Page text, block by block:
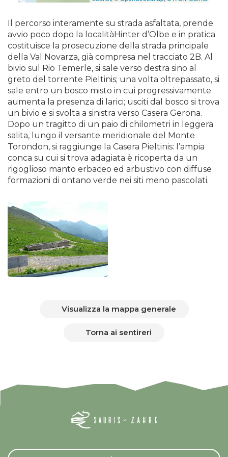
Il percorso interamente su strada asfaltata, prende
avvio poco dopo la localitàHinter d’Olbe e in pratica
costituisce la prosecuzione della strada principale
della Val Novarza, già compresa nel tracciato 2B. Al
bivio sul Rio Temerle, si sale verso destra sino al
greto del torrente Pieltinis; una volta oltrepassato, si
sale entro un bosco misto in cui progressivamente
aumenta la presenza di larici; usciti dal bosco si trova
un bivio e si svolta a sinistra verso Casera Gerona.
Dopo un tragitto di un paio di chilometri in leggera
salita, lungo il versante meridionale del Monte
Torondon, si raggiunge la Casera Pieltinis: l’ampia
conca su cui si trova adagiata è ricoperta da un
rigoglioso manto erbaceo ed arbustivo con diffuse
formazioni di ontano verde nei siti meno pascolati.
Visualizza la mappa generale
Torna ai sentireri